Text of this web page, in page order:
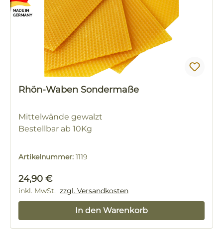
Rhön-Waben Sondermaße
Mittelwände gewalzt
Bestellbar ab 10Kg
Artikelnummer: 1119
Regulärer Preis:
24,90 €
inkl. MwSt. zzgl. Versandkosten
In den Warenkorb